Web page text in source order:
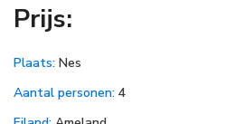
Prijs:
Plaats: Nes
Aantal personen: 4